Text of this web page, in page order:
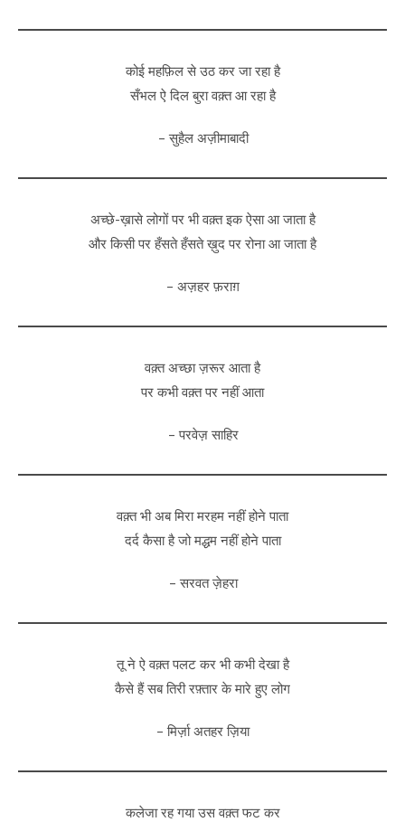
कोई महफ़िल से उठ कर जा रहा है
सँभल ऐ दिल बुरा वक़्त आ रहा है
– सुहैल अज़ीमाबादी
अच्छे-ख़ासे लोगों पर भी वक़्त इक ऐसा आ जाता है
और किसी पर हँसते हँसते ख़ुद पर रोना आ जाता है
– अज़हर फ़राग़
वक़्त अच्छा ज़रूर आता है
पर कभी वक़्त पर नहीं आता
– परवेज़ साहिर
वक़्त भी अब मिरा मरहम नहीं होने पाता
दर्द कैसा है जो मद्धम नहीं होने पाता
– सरवत ज़ेहरा
तू ने ऐ वक़्त पलट कर भी कभी देखा है
कैसे हैं सब तिरी रफ़्तार के मारे हुए लोग
– मिर्ज़ा अतहर ज़िया
कलेजा रह गया उस वक़्त फट कर